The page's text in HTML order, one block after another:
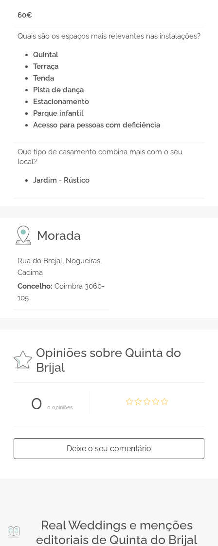
60€
Quais são os espaços mais relevantes nas instalações?
Quintal
Terraça
Tenda
Pista de dança
Estacionamento
Parque infantil
Acesso para pessoas com deficiência
Que tipo de casamento combina mais com o seu
local?
Jardim - Rústico
Morada
Rua do Brejal, Nogueiras,
Cadima
Concelho: Coimbra 3060-
105
Opiniões sobre Quinta do
Brijal
0 0 opiniões
Deixe o seu comentário
Real Weddings e menções
editoriais de Quinta do Brijal